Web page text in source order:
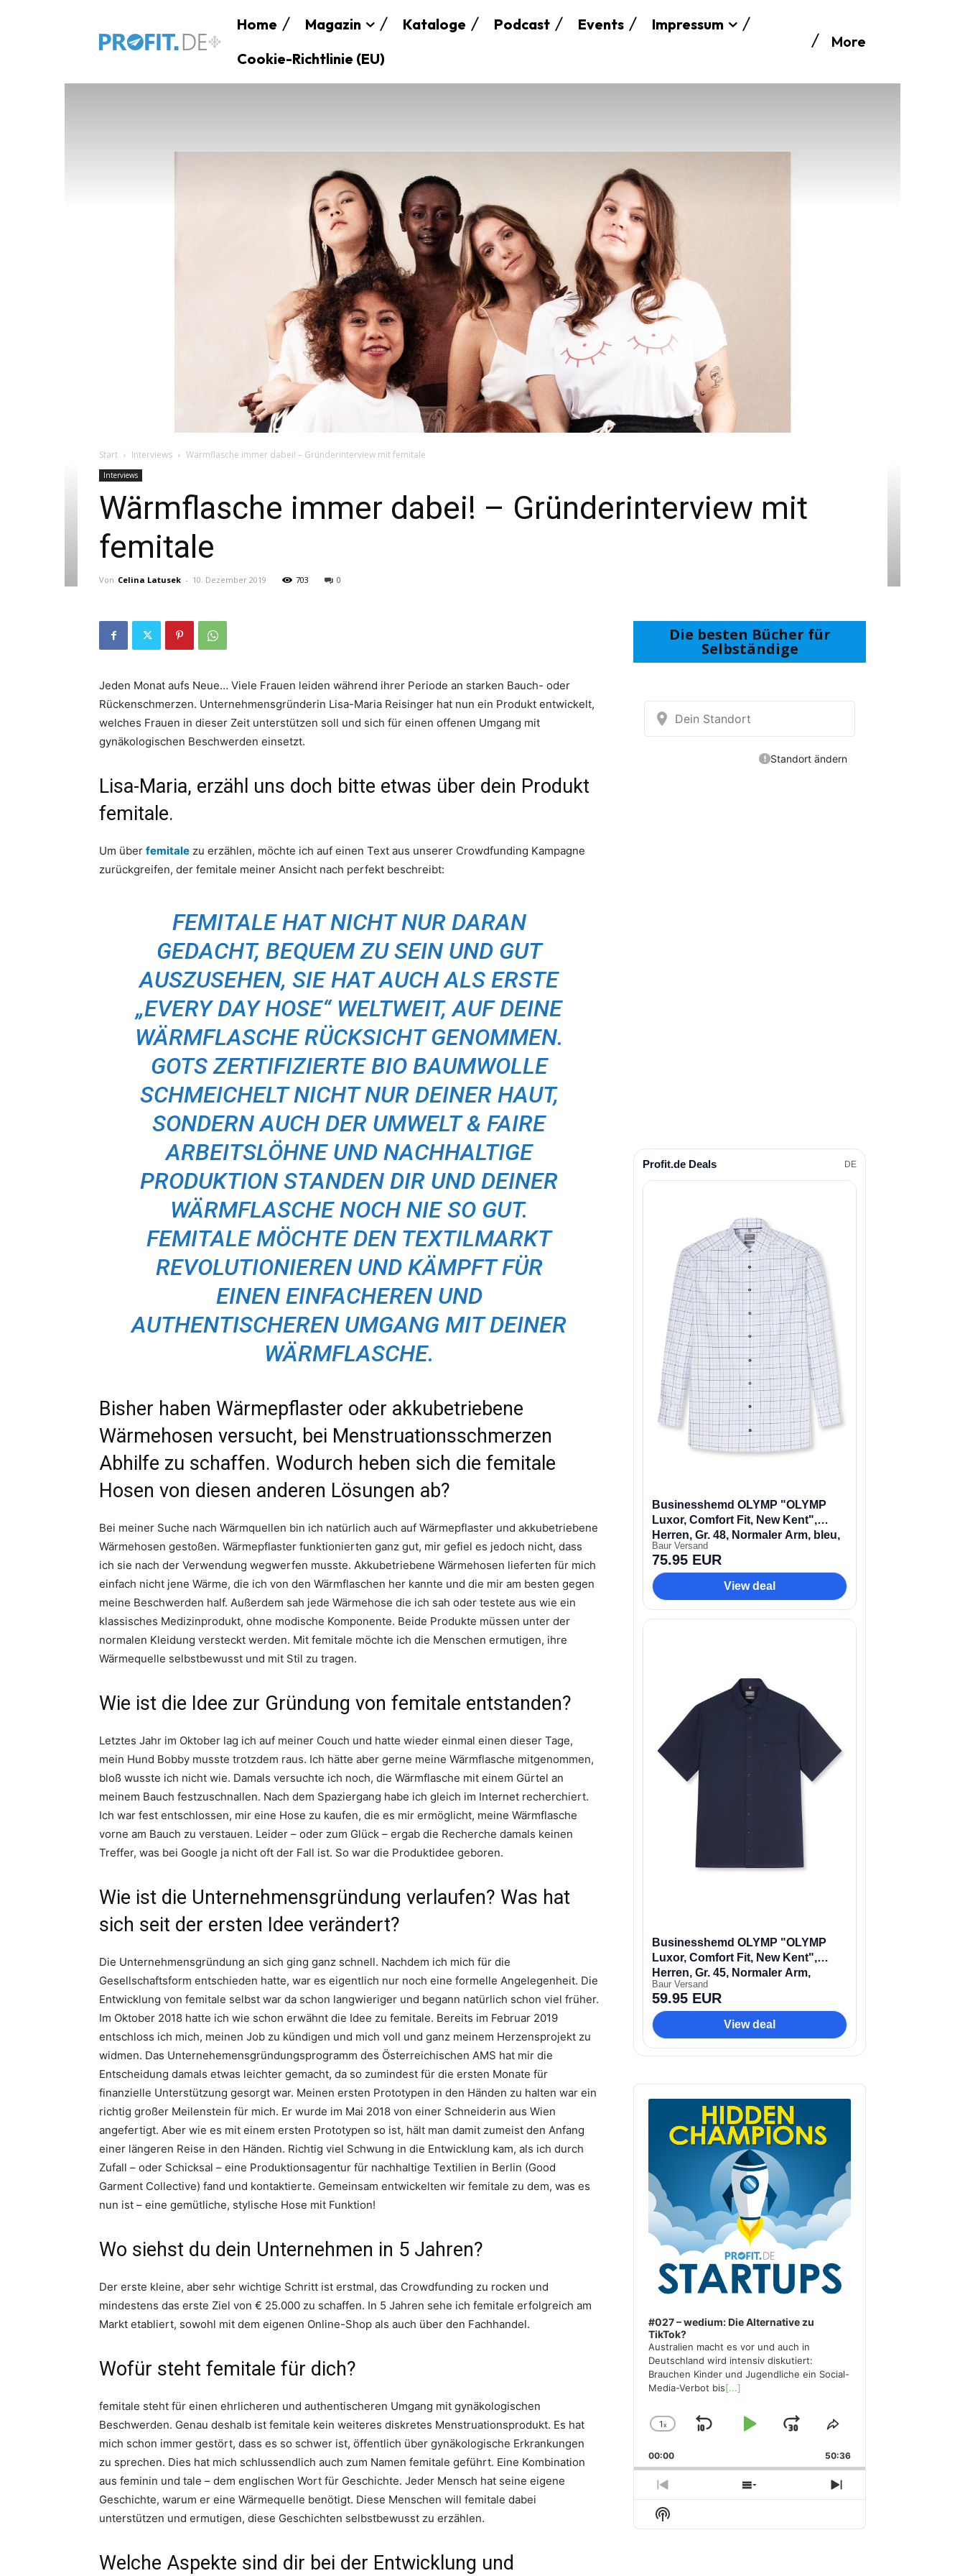
Home Magazin Kataloge Podcast Events
Impressum
Cookie-Richtlinie (EU)
More
Start Interviews Wärmflasche immer dabei! – Gründerinterview mit femitale
Interviews
Wärmflasche immer dabei! – Gründerinterview mit
femitale
Von Celina Latusek - 10. Dezember 2019 703 0
Jeden Monat aufs Neue… Viele Frauen leiden während ihrer Periode an starken Bauch- oder
Rückenschmerzen. Unternehmensgründerin Lisa-Maria Reisinger hat nun ein Produkt entwickelt,
welches Frauen in dieser Zeit unterstützen soll und sich für einen offenen Umgang mit
gynäkologischen Beschwerden einsetzt.
Lisa-Maria, erzähl uns doch bitte etwas über dein Produkt
femitale.
Um über femitale zu erzählen, möchte ich auf einen Text aus unserer Crowdfunding Kampagne
zurückgreifen, der femitale meiner Ansicht nach perfekt beschreibt:
FEMITALE HAT NICHT NUR DARAN
GEDACHT, BEQUEM ZU SEIN UND GUT
AUSZUSEHEN, SIE HAT AUCH ALS ERSTE
„EVERY DAY HOSE“ WELTWEIT, AUF DEINE
WÄRMFLASCHE RÜCKSICHT GENOMMEN.
GOTS ZERTIFIZIERTE BIO BAUMWOLLE
SCHMEICHELT NICHT NUR DEINER HAUT,
SONDERN AUCH DER UMWELT & FAIRE
ARBEITSLÖHNE UND NACHHALTIGE
PRODUKTION STANDEN DIR UND DEINER
WÄRMFLASCHE NOCH NIE SO GUT.
FEMITALE MÖCHTE DEN TEXTILMARKT
REVOLUTIONIEREN UND KÄMPFT FÜR
EINEN EINFACHEREN UND
AUTHENTISCHEREN UMGANG MIT DEINER
WÄRMFLASCHE.
Bisher haben Wärmepflaster oder akkubetriebene
Wärmehosen versucht, bei Menstruationsschmerzen
Abhilfe zu schaffen. Wodurch heben sich die femitale
Hosen von diesen anderen Lösungen ab?
Bei meiner Suche nach Wärmquellen bin ich natürlich auch auf Wärmepflaster und akkubetriebene
Wärmehosen gestoßen. Wärmepflaster funktionierten ganz gut, mir gefiel es jedoch nicht, dass
ich sie nach der Verwendung wegwerfen musste. Akkubetriebene Wärmehosen lieferten für mich
einfach nicht jene Wärme, die ich von den Wärmflaschen her kannte und die mir am besten gegen
meine Beschwerden half. Außerdem sah jede Wärmehose die ich sah oder testete aus wie ein
klassisches Medizinprodukt, ohne modische Komponente. Beide Produkte müssen unter der
normalen Kleidung versteckt werden. Mit femitale möchte ich die Menschen ermutigen, ihre
Wärmequelle selbstbewusst und mit Stil zu tragen.
Wie ist die Idee zur Gründung von femitale entstanden?
Letztes Jahr im Oktober lag ich auf meiner Couch und hatte wieder einmal einen dieser Tage,
mein Hund Bobby musste trotzdem raus. Ich hätte aber gerne meine Wärmflasche mitgenommen,
bloß wusste ich nicht wie. Damals versuchte ich noch, die Wärmflasche mit einem Gürtel an
meinem Bauch festzuschnallen. Nach dem Spaziergang habe ich gleich im Internet recherchiert.
Ich war fest entschlossen, mir eine Hose zu kaufen, die es mir ermöglicht, meine Wärmflasche
vorne am Bauch zu verstauen. Leider – oder zum Glück – ergab die Recherche damals keinen
Treffer, was bei Google ja nicht oft der Fall ist. So war die Produktidee geboren.
Wie ist die Unternehmensgründung verlaufen? Was hat
sich seit der ersten Idee verändert?
Die Unternehmensgründung an sich ging ganz schnell. Nachdem ich mich für die
Gesellschaftsform entschieden hatte, war es eigentlich nur noch eine formelle Angelegenheit. Die
Entwicklung von femitale selbst war da schon langwieriger und begann natürlich schon viel früher.
Im Oktober 2018 hatte ich wie schon erwähnt die Idee zu femitale. Bereits im Februar 2019
entschloss ich mich, meinen Job zu kündigen und mich voll und ganz meinem Herzensprojekt zu
widmen. Das Unternehemensgründungsprogramm des Österreichischen AMS hat mir die
Entscheidung damals etwas leichter gemacht, da so zumindest für die ersten Monate für
finanzielle Unterstützung gesorgt war. Meinen ersten Prototypen in den Händen zu halten war ein
richtig großer Meilenstein für mich. Er wurde im Mai 2018 von einer Schneiderin aus Wien
angefertigt. Aber wie es mit einem ersten Prototypen so ist, hält man damit zumeist den Anfang
einer längeren Reise in den Händen. Richtig viel Schwung in die Entwicklung kam, als ich durch
Zufall – oder Schicksal – eine Produktionsagentur für nachhaltige Textilien in Berlin (Good
Garment Collective) fand und kontaktierte. Gemeinsam entwickelten wir femitale zu dem, was es
nun ist – eine gemütliche, stylische Hose mit Funktion!
Wo siehst du dein Unternehmen in 5 Jahren?
Der erste kleine, aber sehr wichtige Schritt ist erstmal, das Crowdfunding zu rocken und
mindestens das erste Ziel von € 25.000 zu schaffen. In 5 Jahren sehe ich femitale erfolgreich am
Markt etabliert, sowohl mit dem eigenen Online-Shop als auch über den Fachhandel.
Wofür steht femitale für dich?
femitale steht für einen ehrlicheren und authentischeren Umgang mit gynäkologischen
Beschwerden. Genau deshalb ist femitale kein weiteres diskretes Menstruationsprodukt. Es hat
mich schon immer gestört, dass es so schwer ist, öffentlich über gynäkologische Erkrankungen
zu sprechen. Dies hat mich schlussendlich auch zum Namen femitale geführt. Eine Kombination
aus feminin und tale – dem englischen Wort für Geschichte. Jeder Mensch hat seine eigene
Geschichte, warum er eine Wärmequelle benötigt. Diese Menschen will femitale dabei
unterstützen und ermutigen, diese Geschichten selbstbewusst zu erzählen.
Welche Aspekte sind dir bei der Entwicklung und
Die besten Bücher für
Selbständige
Audio
Player
#027 – wedium: Die Alternative zu
TikTok?
Australien macht es vor und auch in
Deutschland wird intensiv diskutiert:
Brauchen Kinder und Jugendliche ein Social-
Media-Verbot bis[...]
Change
Rate
1x
Skip
PlayJump
Forward
Share
Episode
00:00 50:36
Previous
Episode
Show
Episodes
Next
Episode
Show
Podcast